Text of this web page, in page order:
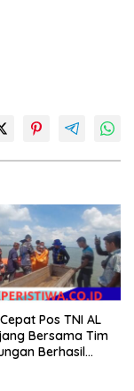
Pos TNI AL
Bersama Tim
Berhasil